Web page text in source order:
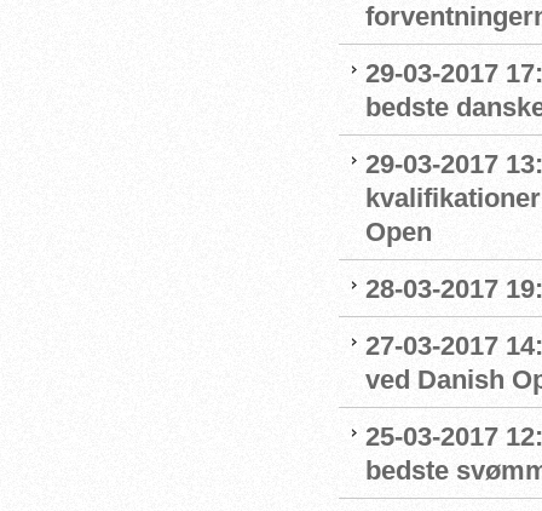
29-03-2017
bedste
29-03-2017
Open
28-03-2017
27-03-2017
ved Danish
25-03-2017
bedste